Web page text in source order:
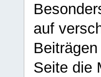
auf
Seite die